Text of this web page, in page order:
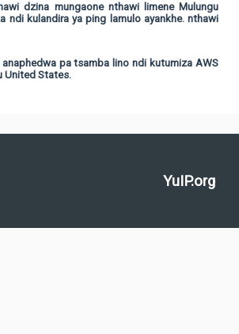
dzina mungaone nthawi limene Mulungu
ndi kulandira ya ping lamulo ayankhe. nthawi
pa tsamba lino ndi kutumiza AWS
United States.
YuIP.org